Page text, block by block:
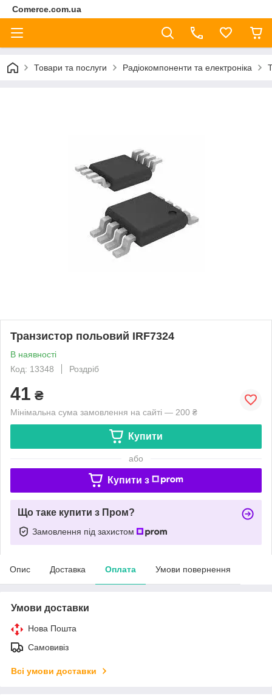
Comerce.com.ua
Товари та послуги Радіокомпоненти та електроніка
Транзистор польовий IRF7324
В наявності
Код: 13348
Роздріб
41 ₴
Мінімальна сума замовлення на сайті — 200 ₴
Купити
або
Купити з
Що таке купити з Пром?
Замовлення під захистом
Опис Доставка Оплата Умови повернення
Умови доставки
Нова Пошта
Самовивіз
Всі умови доставки